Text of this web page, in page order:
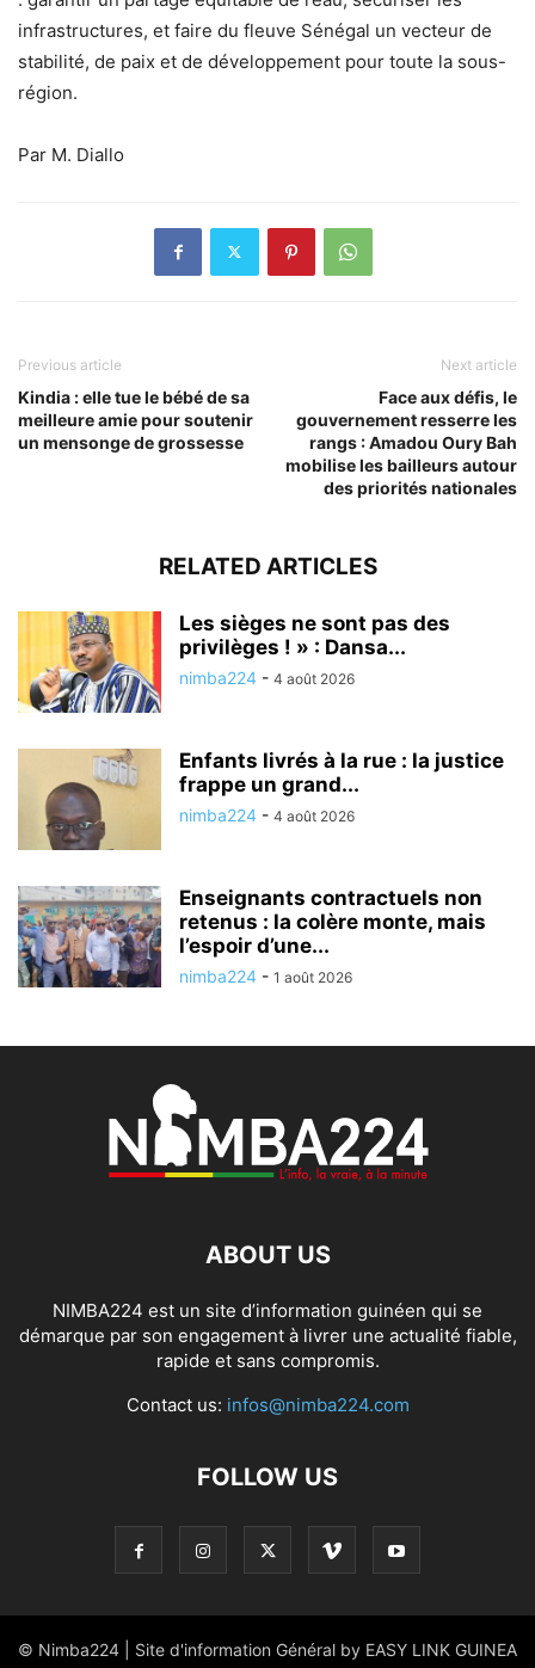
infrastructures, et faire du fleuve Sénégal un vecteur de
stabilité, de paix et de développement pour toute la sous-
région.
Par M. Diallo
Previous article
Kindia : elle tue le bébé de sa
meilleure amie pour soutenir
un mensonge de grossesse
Next article
Face aux défis, le
gouvernement resserre les
rangs : Amadou Oury Bah
mobilise les bailleurs autour
des priorités nationales
RELATED ARTICLES
Les sièges ne sont pas des
privilèges ! » : Dansa...
nimba224 - 4 août 2026
Enfants livrés à la rue : la justice
frappe un grand...
nimba224 - 4 août 2026
Enseignants contractuels non
retenus : la colère monte, mais
l’espoir d’une...
nimba224 - 1 août 2026
ABOUT US
NIMBA224 est un site d’information guinéen qui se
démarque par son engagement à livrer une actualité fiable,
rapide et sans compromis.
Contact us: infos@nimba224.com
FOLLOW US
© Nimba224 | Site d'information Général by EASY LINK GUINEA